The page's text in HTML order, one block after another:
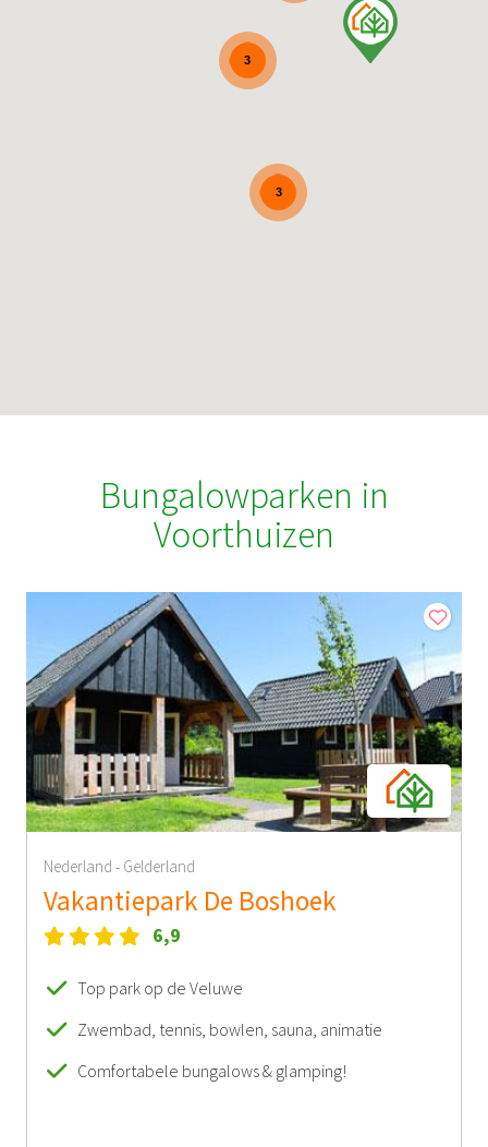
3
3
Bungalowparken in
Voorthuizen
Nederland - Gelderland
Vakantiepark De Boshoek
6,9
Top park op de Veluwe
Zwembad, tennis, bowlen, sauna, animatie
Comfortabele bungalows & glamping!